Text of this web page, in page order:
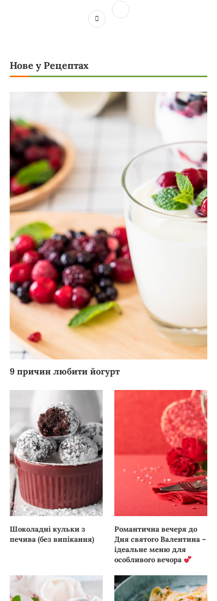
Нове у Рецептах
9 причин любити йогурт
Шоколадні кульки з
печива (без випікання)
Романтична вечеря до
Дня святого Валентина –
ідеальне меню для
особливого вечора